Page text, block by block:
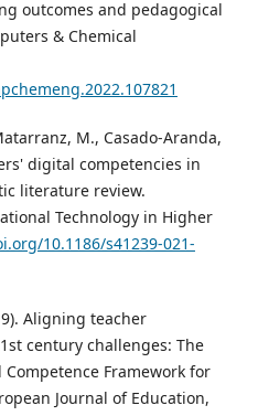
outcomes and pedagogical
& Chemical
M., Casado-Aranda,
digital competencies in
literature review.
Technology in Higher
10.1186/s41239-021-
Aligning teacher
century challenges: The
Framework for
Journal of Education,